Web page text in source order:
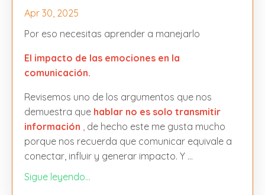
Apr 30, 2025
Por eso necesitas aprender a manejarlo
El impacto de las emociones en la
comunicación.
Revisemos uno de los argumentos que nos
demuestra que hablar no es solo transmitir
información , de hecho este me gusta mucho
porque nos recuerda que comunicar equivale a
conectar, influir y generar impacto. Y ...
Sigue leyendo...